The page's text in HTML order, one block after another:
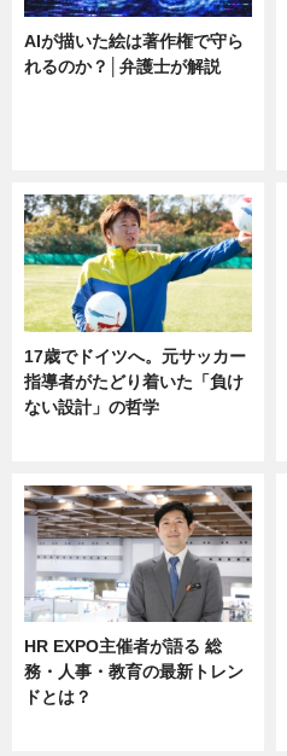
AIが描いた絵は著作権で守ら
れるのか？│弁護士が解説
17歳でドイツへ。元サッカー
指導者がたどり着いた「負け
ない設計」の哲学
HR EXPO主催者が語る 総
務・人事・教育の最新トレン
ドとは？